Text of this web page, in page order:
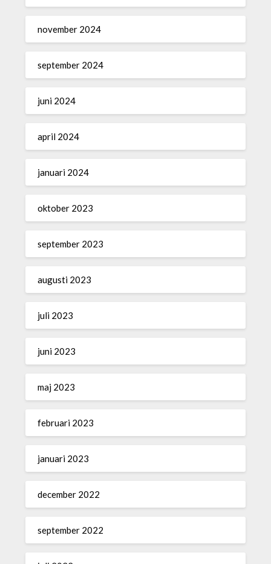
november 2024
september 2024
juni 2024
april 2024
januari 2024
oktober 2023
september 2023
augusti 2023
juli 2023
juni 2023
maj 2023
februari 2023
januari 2023
december 2022
september 2022